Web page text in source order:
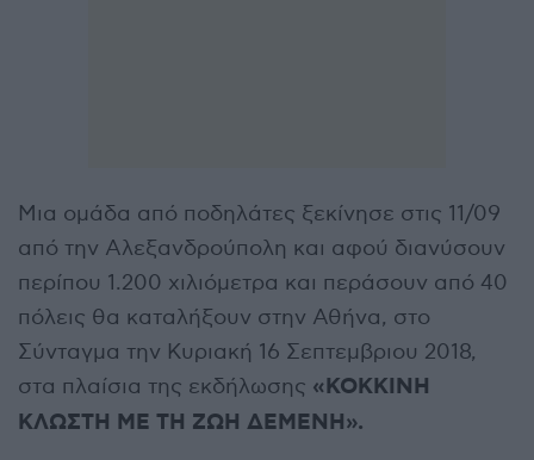
Μια ομάδα από ποδηλάτες ξεκίνησε στις 11/09
από την Αλεξανδρούπολη και αφού διανύσουν
περίπου 1.200 χιλιόμετρα και περάσουν από 40
πόλεις θα καταλήξουν στην Αθήνα, στο
Σύνταγμα την Κυριακή 16 Σεπτεμβριου 2018,
στα πλαίσια της εκδήλωσης «ΚΟΚΚΙΝΗ
ΚΛΩΣΤΗ ΜΕ ΤΗ ΖΩΗ ΔΕΜΕΝΗ».